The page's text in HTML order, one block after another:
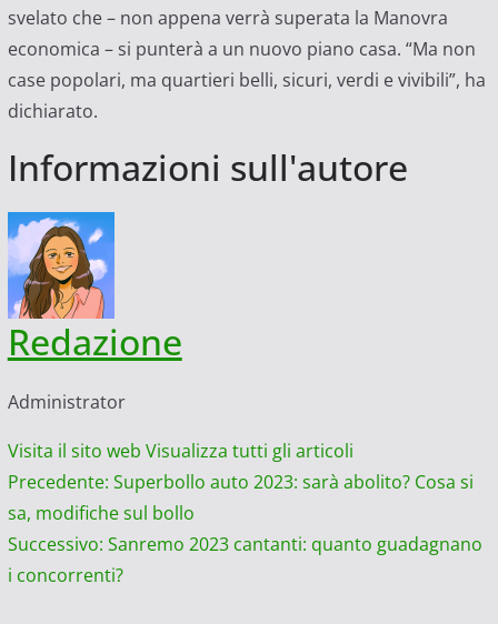
svelato che – non appena verrà superata la Manovra
economica – si punterà a un nuovo piano casa. “Ma non
case popolari, ma quartieri belli, sicuri, verdi e vivibili”, ha
dichiarato.
Informazioni sull'autore
Redazione
Administrator
Visita il sito web Visualizza tutti gli articoli
Navigazione
articolo
Precedente: Superbollo auto 2023: sarà abolito? Cosa si
sa, modifiche sul bollo
Successivo: Sanremo 2023 cantanti: quanto guadagnano
i concorrenti?